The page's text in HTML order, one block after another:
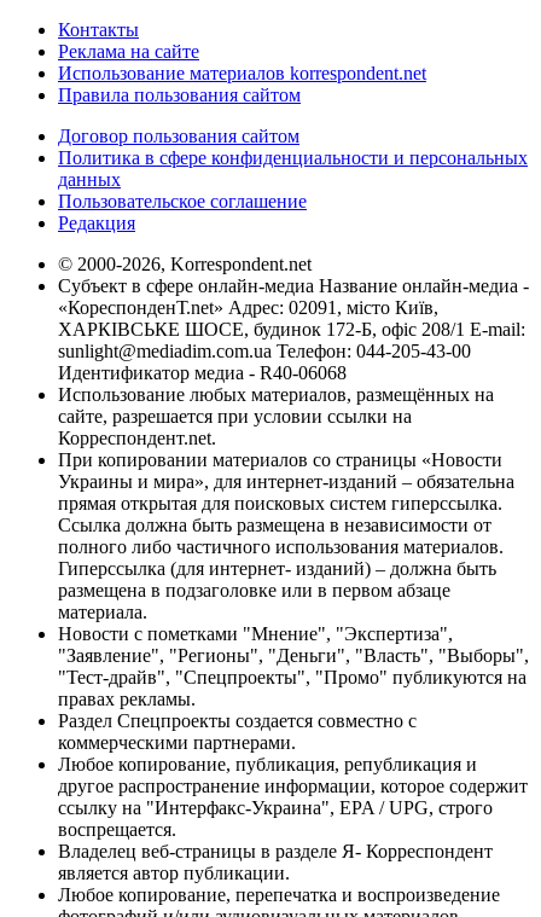
Контакты
Реклама на сайте
Использование материалов korrespondent.net
Правила пользования сайтом
Договор пользования сайтом
Политика в сфере конфиденциальности и персональных
данных
Пользовательское соглашение
Редакция
© 2000-2026, Korrespondent.net
Субъект в сфере онлайн-медиа Название онлайн-медиа -
«КореспонденТ.net» Адрес: 02091, місто Київ,
ХАРКІВСЬКЕ ШОСЕ, будинок 172-Б, офіс 208/1 E-mail:
sunlight@mediadim.com.ua Телефон: 044-205-43-00
Идентификатор медиа - R40-06068
Использование любых материалов, размещённых на
сайте, разрешается при условии ссылки на
Корреспондент.net.
При копировании материалов со страницы «Новости
Украины и мира», для интернет-изданий – обязательна
прямая открытая для поисковых систем гиперссылка.
Ссылка должна быть размещена в независимости от
полного либо частичного использования материалов.
Гиперссылка (для интернет- изданий) – должна быть
размещена в подзаголовке или в первом абзаце
материала.
Новости с пометками "Мнение", "Экспертиза",
"Заявление", "Регионы", "Деньги", "Власть", "Выборы",
"Тест-драйв", "Спецпроекты", "Промо" публикуются на
правах рекламы.
Раздел Спецпроекты создается совместно с
коммерческими партнерами.
Любое копирование, публикация, републикация и
другое распространение информации, которое содержит
ссылку на "Интерфакс-Украина", EPA / UPG, строго
воспрещается.
Владелец веб-страницы в разделе Я- Корреспондент
является автор публикации.
Любое копирование, перепечатка и воспроизведение